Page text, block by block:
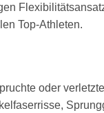
Top-Athleten.
oder